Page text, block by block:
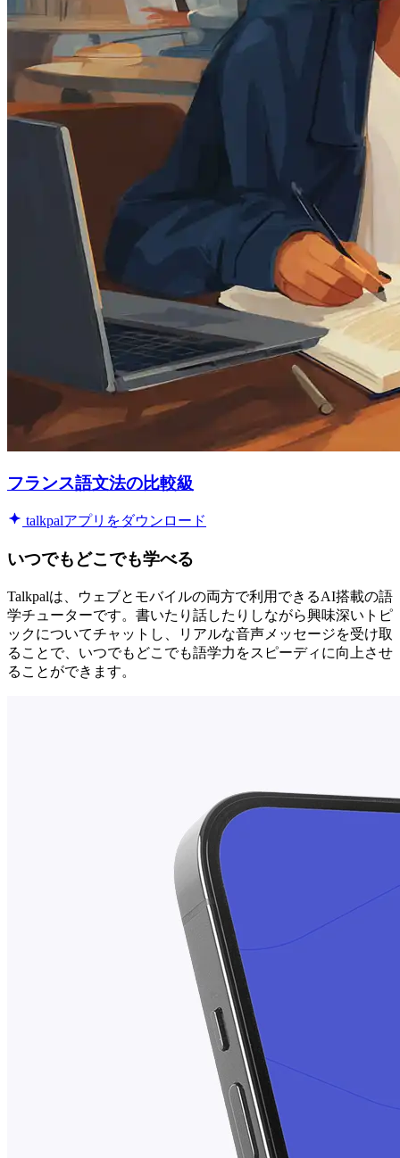
フランス語文法の比較級
talkpalアプリをダウンロード
いつでもどこでも学べる
Talkpalは、ウェブとモバイルの両方で利用できるAI搭載の語
学チューターです。書いたり話したりしながら興味深いトピ
ックについてチャットし、リアルな音声メッセージを受け取
ることで、いつでもどこでも語学力をスピーディに向上させ
ることができます。